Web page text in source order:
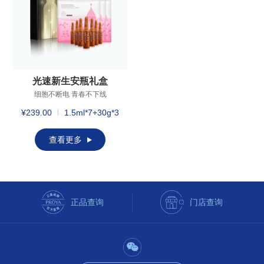
光速新生安瓶礼盒
细胞不断电 青春不下线
¥239.00 1.5ml*7+30g*3
查看更多
正品查询 门店查询